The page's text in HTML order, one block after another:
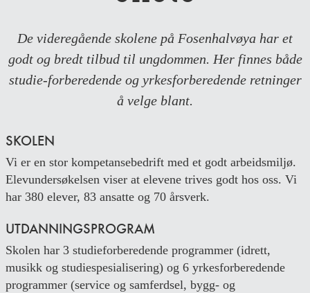
De videregående skolene på Fosenhalvøya har et
godt og bredt tilbud til ungdommen. Her finnes både
studie-forberedende og yrkesforberedende retninger
å velge blant.
SKOLEN
Vi er en stor kompetansebedrift med et godt arbeidsmiljø.
Elevundersøkelsen viser at elevene trives godt hos oss. Vi
har 380 elever, 83 ansatte og 70 årsverk.
UTDANNINGSPROGRAM
Skolen har 3 studieforberedende programmer (idrett,
musikk og studiespesialisering) og 6 yrkesforberedende
programmer (service og samferdsel, bygg- og